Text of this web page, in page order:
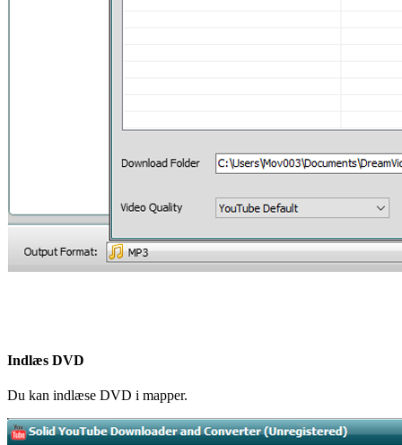
Indlæs DVD
Du kan indlæse DVD i mapper.